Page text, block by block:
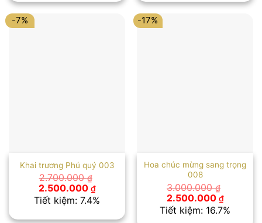
2.300.000 ₫.
-7%
Khai trương Phú quý 003
2.700.000₫
Giá
gốc
là:
2.500.000 ₫Giá
hiện
tại
Tiết kiệm: 7.4%
-17%
Hoa chúc mừng sang trọng
008
3.000.000₫
Giá
gốc
là:
2.500.000 ₫Giá
hiện
tại
Tiết kiệm: 16.7%